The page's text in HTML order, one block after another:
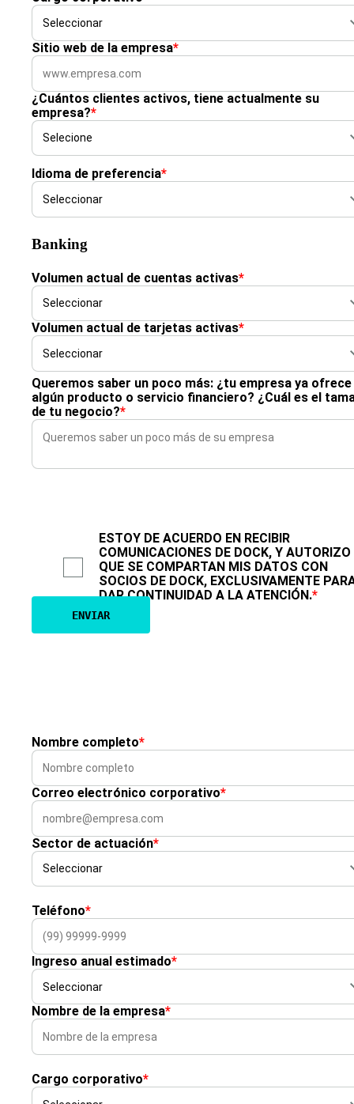
Sitio web de la empresa*
¿Cuántos clientes activos, tiene actualmente su
empresa?*
Idioma de preferencia*
Banking
Volumen actual de cuentas activas*
Volumen actual de tarjetas activas*
Queremos saber un poco más: ¿tu empresa ya ofrece
algún producto o servicio financiero? ¿Cuál es el
de tu negocio?*
ESTOY DE ACUERDO EN RECIBIR
COMUNICACIONES DE DOCK, Y AUTORIZO
QUE SE COMPARTAN MIS DATOS CON
SOCIOS DE DOCK, EXCLUSIVAMENTE
DAR CONTINUIDAD A LA ATENCIÓN.*
Nombre completo*
Correo electrónico corporativo*
Sector de actuación*
Teléfono*
Ingreso anual estimado*
Nombre de la empresa*
Cargo corporativo*